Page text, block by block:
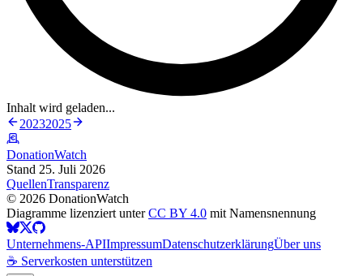
Inhalt wird geladen...
20232025
DonationWatch
Stand 25. Juli 2026
QuellenTransparenz
© 2026 DonationWatch
Diagramme lizenziert unterCC BY 4.0 mit Namensnennung
Unternehmens-APIImpressumDatenschutzerklärungÜber uns
☕ Serverkosten unterstützen